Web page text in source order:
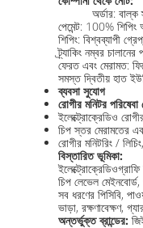
অর্ডার:
পেমেন্ট: 100%
শিপিং: বিশ্বব্যাপী
ট্র্যাকিং নম্বর
ফেরত এবং মেরামত:
সমস্ত দ্বিতীয় হাত
ব্যবসা সুযোগ
রোগীর মনিটর পরিষেবা
ইলেক্ট্রোক্রেডিও
চিপ স্তর মেরামতের
রোগীর মনিটরিং /
বিস্তারিত ভূমিকা:
চিপ লেভেল
সব ধরণের পিসিবি,
ভাড়া, রক্ষণাবেক্ষণ,
অন্তর্ভুক্ত ব্রান্ডের: